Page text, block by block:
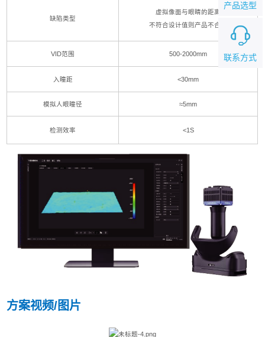
缺陷类型
虚拟像面与眼睛的距离
不符合设计值则产品不合格
VID范围 500-2000mm
入瞳距 <30mm
模拟人眼瞳径 ≈5mm
检测效率 <1S
方案视频/图片
联系方式
产品选型